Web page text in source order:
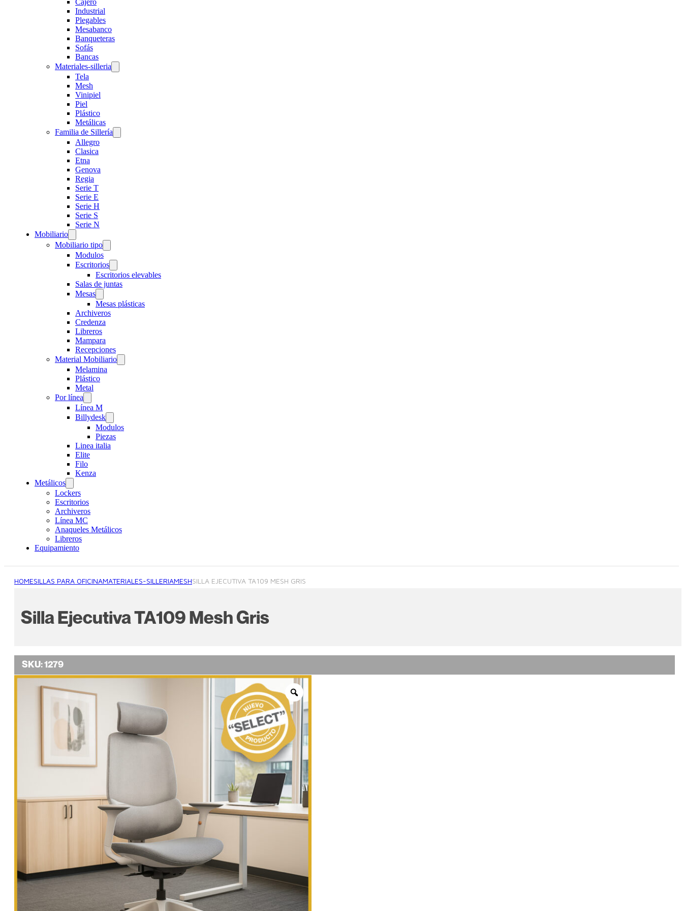
Cajero
Industrial
Plegables
Mesabanco
Banqueteras
Sofás
Bancas
Materiales-silleria
Tela
Mesh
Vinipiel
Piel
Plástico
Metálicas
Familia de Sillería
Allegro
Clasica
Etna
Genova
Regia
Serie T
Serie E
Serie H
Serie S
Serie N
Mobiliario
Mobiliario tipo
Modulos
Escritorios
Escritorios elevables
Salas de juntas
Mesas
Mesas plásticas
Archiveros
Credenza
Libreros
Mampara
Recepciones
Material Mobiliario
Melamina
Plástico
Metal
Por línea
Línea M
Billydesk
Modulos
Piezas
Linea italia
Elite
Filo
Kenza
Metálicos
Lockers
Escritorios
Archiveros
Línea MC
Anaqueles Metálicos
Libreros
Equipamiento
HOMESILLAS PARA OFICINAMATERIALES-SILLERIAMESHSILLA EJECUTIVA TA109 MESH GRIS
Silla Ejecutiva TA109 Mesh Gris
SKU:1279